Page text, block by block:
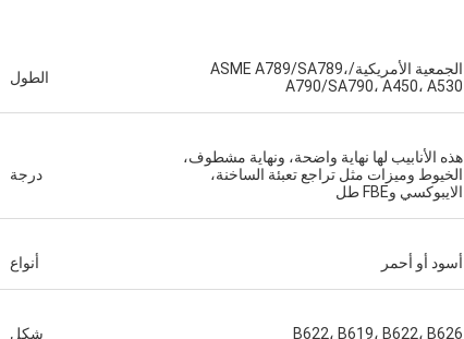
الجمعية الأمريكية/ASME A789/SA789،
A790/SA790، A450، A530
الطول
هذه الأنابيب لها نهاية واضحة، ونهاية مشطوف،
الخيوط وميزات مثل تراجع تعبئة الساخنة،
الايبوكسي وFBE طل
درجة
أسود أو أحمر أنواع
B622، B619، B622، B626 شكل